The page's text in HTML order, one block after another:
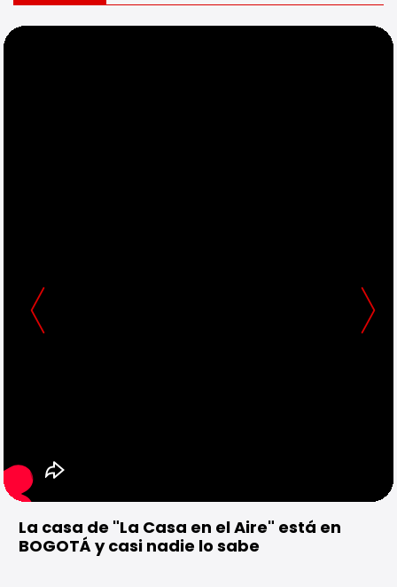
La casa de "La Casa en el Aire" está en
BOGOTÁ y casi nadie lo sabe